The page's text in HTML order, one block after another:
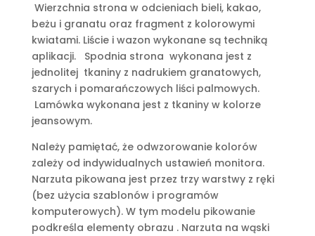
Wierzchnia strona w odcieniach bieli, kakao,
beżu i granatu oraz fragment z kolorowymi
kwiatami. Liście i wazon wykonane są techniką
aplikacji. Spodnia strona wykonana jest z
jednolitej tkaniny z nadrukiem granatowych,
szarych i pomarańczowych liści palmowych.
Lamówka wykonana jest z tkaniny w kolorze
jeansowym.
Należy pamiętać, że odwzorowanie kolorów
zależy od indywidualnych ustawień monitora.
Narzuta pikowana jest przez trzy warstwy z ręki
(bez użycia szablonów i programów
komputerowych). W tym modelu pikowanie
podkreśla elementy obrazu . Narzuta na wąski